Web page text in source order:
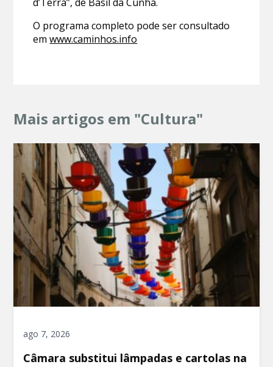
O programa completo pode ser consultado
emwww.caminhos.info
Mais artigos em "Cultura"
ago 7, 2026
Câmara substitui lâmpadas e cartolas na